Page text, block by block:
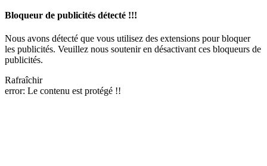
Bloqueur de publicités détecté !!!
Nous avons détecté que vous utilisez des extensions pour bloquer
les publicités. Veuillez nous soutenir en désactivant ces bloqueurs de
publicités.
Rafraîchir
error: Le contenu est protégé !!